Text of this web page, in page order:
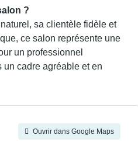
?
sa clientèle fidèle et
ce salon représente une
un professionnel
un cadre agréable et en
Ouvrir dans Google Maps